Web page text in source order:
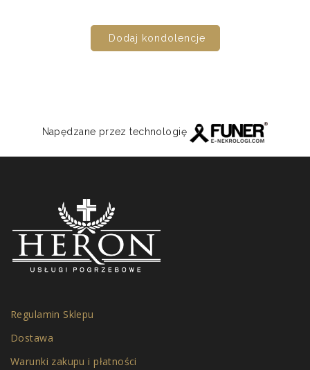
Dodaj kondolencje
Napędzane przez technologię
Regulamin Sklepu
Dostawa
Warunki zakupu i płatności